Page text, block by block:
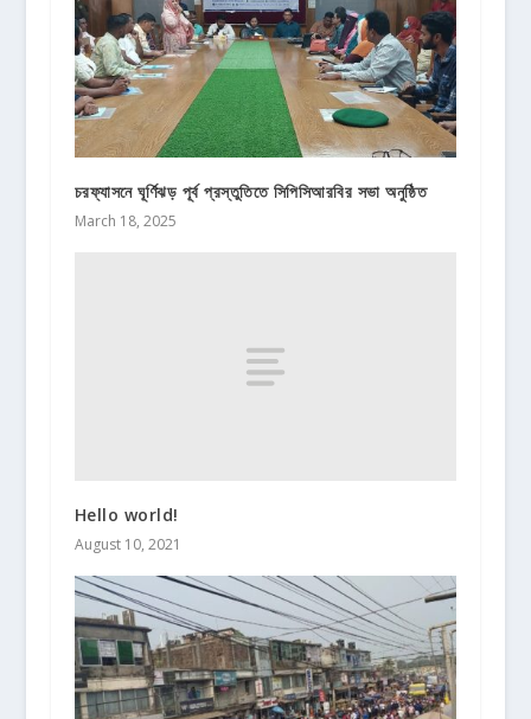
চরফ্যাসনে ঘূর্ণিঝড় পূর্ব প্রস্তুতিতে সিপিসিআরবির সভা অনুষ্ঠিত
March 18, 2025
Hello world!
August 10, 2021